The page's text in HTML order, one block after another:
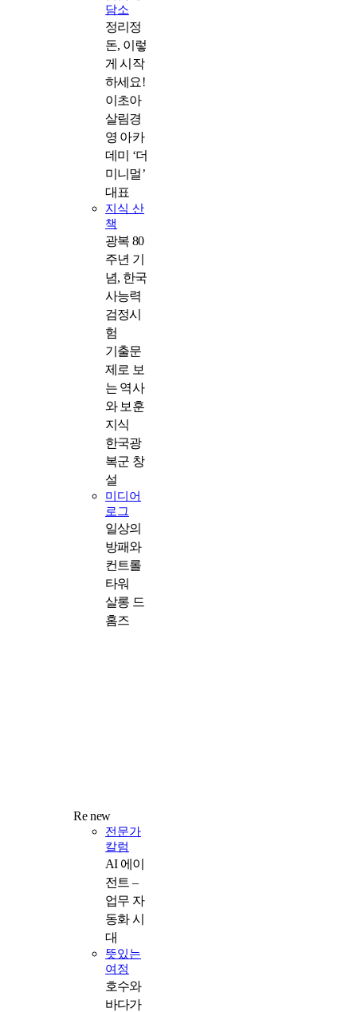
담소
정리정
돈, 이렇
게 시작
하세요!
이초아
살림경
영 아카
데미 ‘더
미니멀’
대표
지식 산
책
광복 80
주년 기
념, 한국
사능력
검정시
험
기출문
제로 보
는 역사
와 보훈
지식
한국광
복군 창
설
미디어
로그
일상의
방패와
컨트롤
타워
살롱 드
홈즈
Re new
전문가
칼럼
AI 에이
전트 –
업무 자
동화 시
대
뜻있는
여정
호수와
바다가